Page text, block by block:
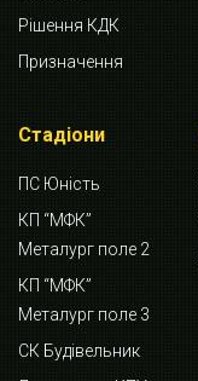
Рішення КДК
Призначення
Стадіони
ПС Юність
КП “МФК”
Металург поле 2
КП “МФК”
Металург поле 3
СК Будівельник